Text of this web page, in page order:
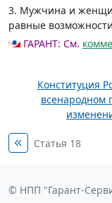
3. Мужчина и
равные
ГАРАНТ: См.
Конституция
всенародном
Статья 18
© НПП "Гарант-